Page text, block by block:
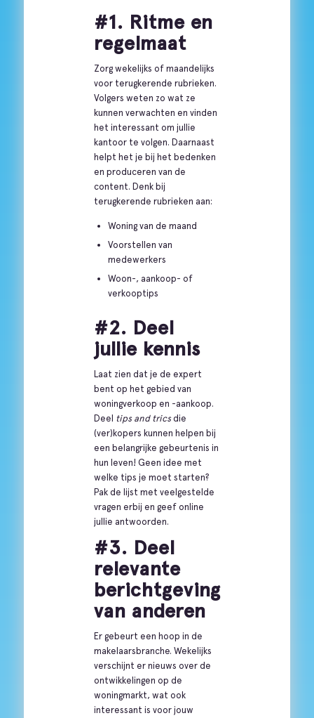
#1. Ritme en
regelmaat
Zorg wekelijks of maandelijks
voor terugkerende rubrieken.
Volgers weten zo wat ze
kunnen verwachten en vinden
het interessant om jullie
kantoor te volgen. Daarnaast
helpt het je bij het bedenken
en produceren van de
content. Denk bij
terugkerende rubrieken aan:
Woning van de maand
Voorstellen van
medewerkers
Woon-, aankoop- of
verkooptips
#2. Deel
jullie kennis
Laat zien dat je de expert
bent op het gebied van
woningverkoop en -aankoop.
Deel tips and tricsdie
(ver)kopers kunnen helpen bij
een belangrijke gebeurtenis in
hun leven! Geen idee met
welke tips je moet starten?
Pak de lijst met veelgestelde
vragen erbij en geef online
jullie antwoorden.
#3. Deel
relevante
berichtgeving
van anderen
Er gebeurt een hoop in de
makelaarsbranche. Wekelijks
verschijnt er nieuws over de
ontwikkelingen op de
woningmarkt, wat ook
interessant is voor jouw